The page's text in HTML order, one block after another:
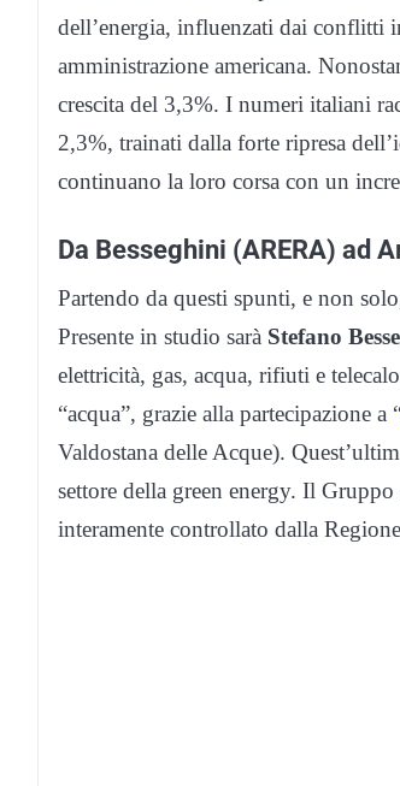
dell’energia, influenzati dai conflitti
amministrazione americana.
crescita del 3,3%. I numeri italiani
2,3%, trainati dalla forte ripresa
continuano la loro corsa con un
Da Besseghini (ARERA) ad
Partendo da questi spunti, e non
Presente in studio sarà Stefano
elettricità, gas, acqua, rifiuti e
“acqua”, grazie alla partecipazione a
Valdostana delle Acque).
settore della green energy. Il
interamente controllato dalla